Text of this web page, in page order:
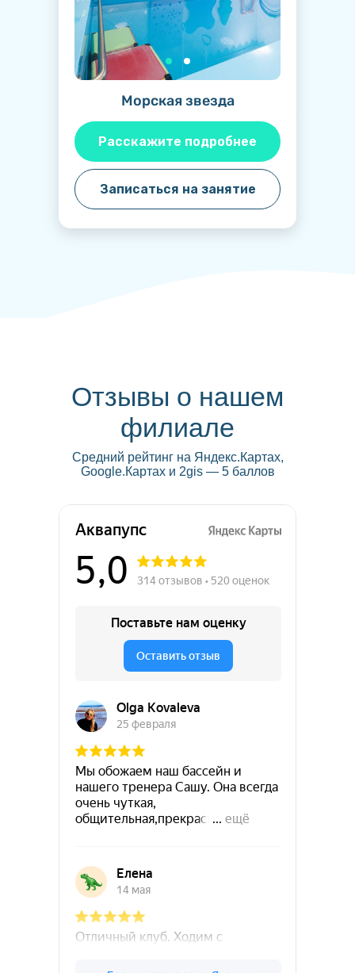
Морская звезда
Расскажите подробнее
Записаться на занятие
Отзывы о нашем
филиале
Средний рейтинг на Яндекс.Картах,
Google.Картах и 2gis — 5 баллов